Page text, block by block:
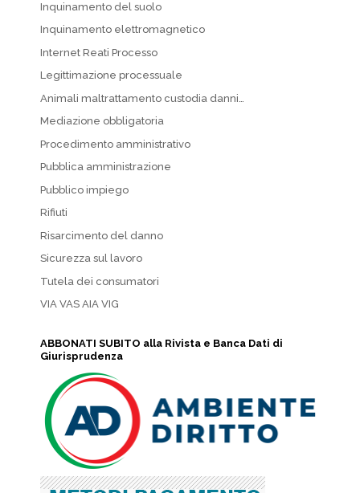
Inquinamento del suolo
Inquinamento elettromagnetico
Internet Reati Processo
Legittimazione processuale
Animali maltrattamento custodia danni…
Mediazione obbligatoria
Procedimento amministrativo
Pubblica amministrazione
Pubblico impiego
Rifiuti
Risarcimento del danno
Sicurezza sul lavoro
Tutela dei consumatori
VIA VAS AIA VIG
ABBONATI SUBITO alla Rivista e Banca Dati di
Giurisprudenza